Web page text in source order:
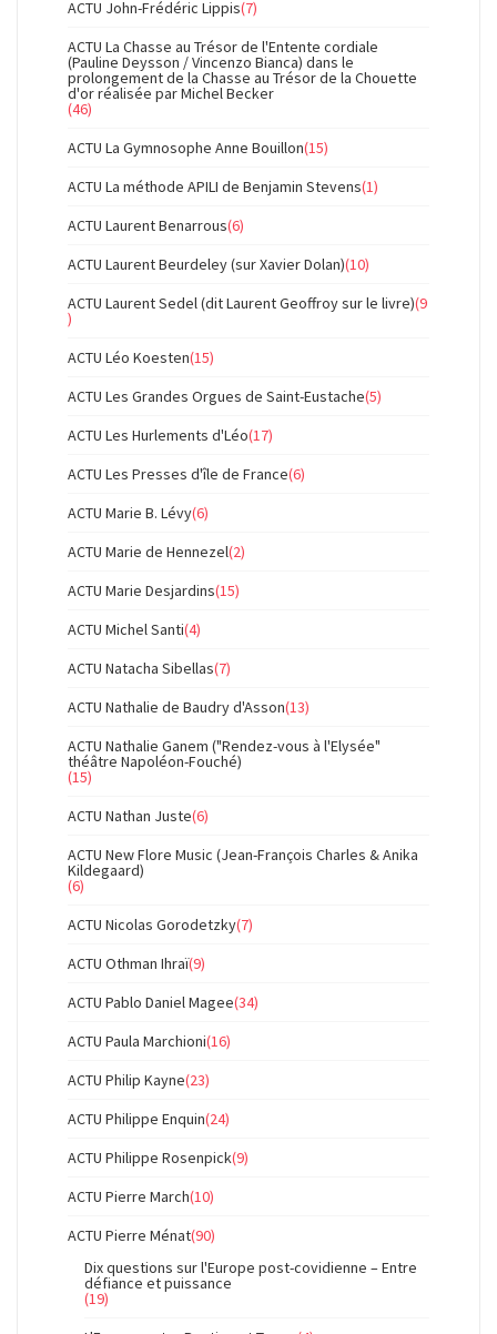
ACTU John-Frédéric Lippis(7)
ACTU La Chasse au Trésor de l'Entente cordiale
(Pauline Deysson / Vincenzo Bianca) dans le
prolongement de la Chasse au Trésor de la Chouette
d'or réalisée par Michel Becker
(46)
ACTU La Gymnosophe Anne Bouillon(15)
ACTU La méthode APILI de Benjamin Stevens(1)
ACTU Laurent Benarrous(6)
ACTU Laurent Beurdeley (sur Xavier Dolan)(10)
ACTU Laurent Sedel (dit Laurent Geoffroy sur le livre)(9
)
ACTU Léo Koesten(15)
ACTU Les Grandes Orgues de Saint-Eustache(5)
ACTU Les Hurlements d'Léo(17)
ACTU Les Presses d'île de France(6)
ACTU Marie B. Lévy(6)
ACTU Marie de Hennezel(2)
ACTU Marie Desjardins(15)
ACTU Michel Santi(4)
ACTU Natacha Sibellas(7)
ACTU Nathalie de Baudry d'Asson(13)
ACTU Nathalie Ganem ("Rendez-vous à l'Elysée"
théâtre Napoléon-Fouché)
(15)
ACTU Nathan Juste(6)
ACTU New Flore Music (Jean-François Charles & Anika
Kildegaard)
(6)
ACTU Nicolas Gorodetzky(7)
ACTU Othman Ihraï(9)
ACTU Pablo Daniel Magee(34)
ACTU Paula Marchioni(16)
ACTU Philip Kayne(23)
ACTU Philippe Enquin(24)
ACTU Philippe Rosenpick(9)
ACTU Pierre March(10)
ACTU Pierre Ménat(90)
Dix questions sur l'Europe post-covidienne – Entre
défiance et puissance
(19)